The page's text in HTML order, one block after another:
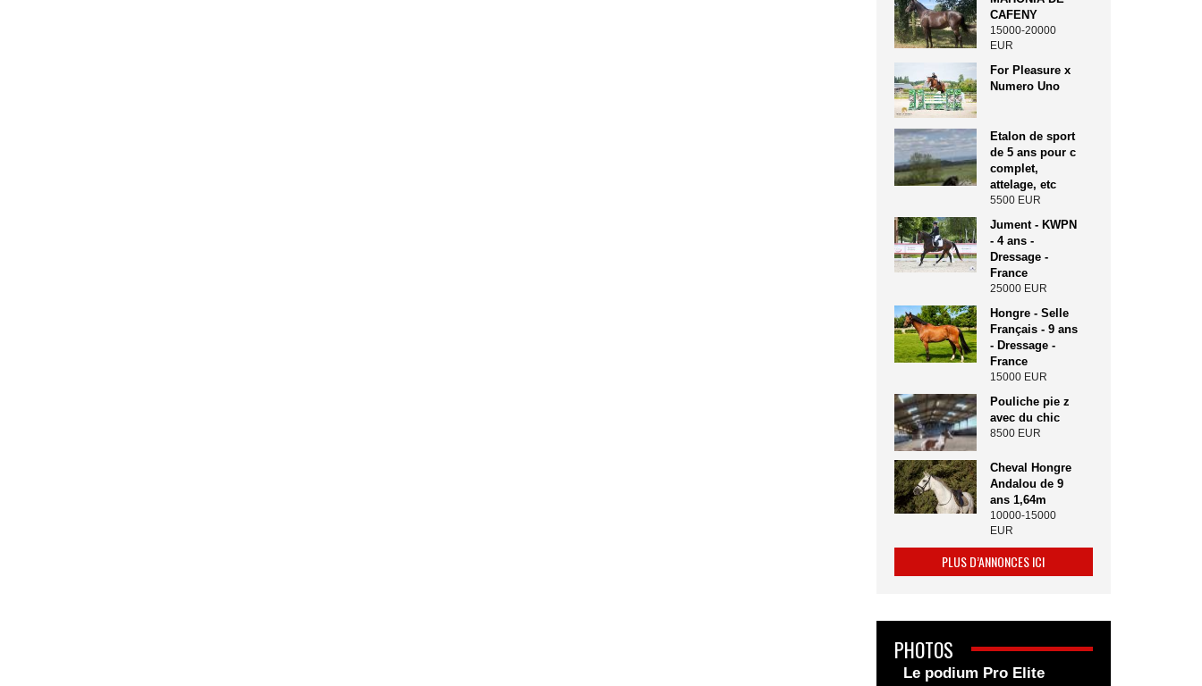
CAFENY
15000-20000
EUR
For Pleasure x
Numero Uno
Etalon de sport
de 5 ans pour c
complet,
attelage, etc
5500 EUR
Jument - KWPN
- 4 ans -
Dressage -
France
25000 EUR
Hongre - Selle
Français - 9 ans
- Dressage -
France
15000 EUR
Pouliche pie z
avec du chic
8500 EUR
Cheval Hongre
Andalou de 9
ans 1,64m
10000-15000
EUR
PLUS D’ANNONCES ICI
PHOTOS
Le podium Pro Elite